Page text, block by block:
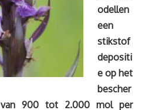
odellen
een
stikstof
depositi
e op het
bescher
van 900 tot 2.000 mol per